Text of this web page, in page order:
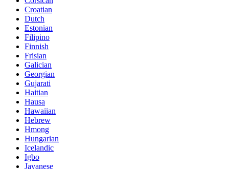
Croatian
Dutch
Estonian
Filipino
Finnish
Frisian
Galician
Georgian
Gujarati
Haitian
Hausa
Hawaiian
Hebrew
Hmong
Hungarian
Icelandic
Igbo
Javanese